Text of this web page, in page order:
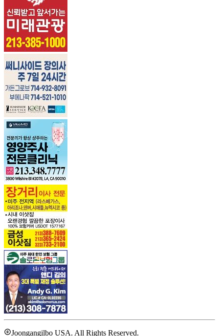
Joongangilbo USA. All Rights Reserved.